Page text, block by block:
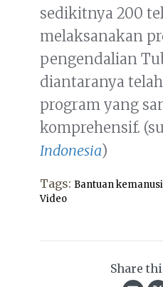
sedikitnya 200
melaksanakan
pengendalian
diantaranya
program yang
komprehensif.
Indonesia)
Tags: Bantuan
Video
Share